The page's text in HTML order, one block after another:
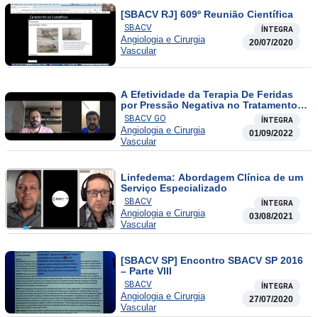
[SBACV RJ] 609º Reunião Científica
SBACV ÍNTEGRA
Angiologia e Cirurgia
Vascular
20/07/2020
A Efetividade da Terapia De Feridas
por Pressão Negativa no Tratamento
de Lesões Vasculares
SBACV GO ÍNTEGRA
Angiologia e Cirurgia
Vascular
01/09/2022
Linfedema: Abordagem Clínica de um
Serviço Especializado
SBACV ÍNTEGRA
Angiologia e Cirurgia
Vascular
03/08/2021
[SBACV SP] Encontro SBACV SP 2016
– Parte VIII
SBACV ÍNTEGRA
Angiologia e Cirurgia
Vascular
27/07/2020